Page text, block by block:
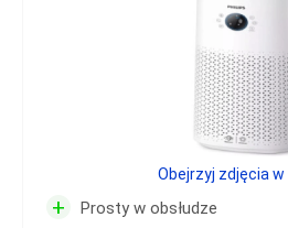
+ Prosty w obsłudze
Obejrzyj zdjęcia w